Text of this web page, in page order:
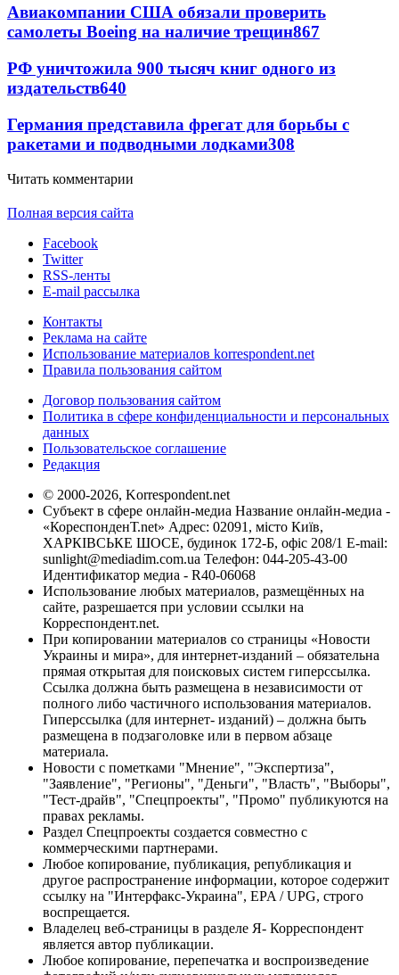
Авиакомпании США обязали проверить
самолеты Boeing на наличие трещин867
РФ уничтожила 900 тысяч книг одного из
издательств640
Германия представила фрегат для борьбы с
ракетами и подводными лодками308
Читать комментарии
Полная версия сайта
Facebook
Twitter
RSS-ленты
E-mail рассылка
Контакты
Реклама на сайте
Использование материалов korrespondent.net
Правила пользования сайтом
Договор пользования сайтом
Политика в сфере конфиденциальности и персональных
данных
Пользовательское соглашение
Редакция
© 2000-2026, Korrespondent.net
Субъект в сфере онлайн-медиа Название онлайн-медиа -
«КореспонденТ.net» Адрес: 02091, місто Київ,
ХАРКІВСЬКЕ ШОСЕ, будинок 172-Б, офіс 208/1 E-mail:
sunlight@mediadim.com.ua Телефон: 044-205-43-00
Идентификатор медиа - R40-06068
Использование любых материалов, размещённых на
сайте, разрешается при условии ссылки на
Корреспондент.net.
При копировании материалов со страницы «Новости
Украины и мира», для интернет-изданий – обязательна
прямая открытая для поисковых систем гиперссылка.
Ссылка должна быть размещена в независимости от
полного либо частичного использования материалов.
Гиперссылка (для интернет- изданий) – должна быть
размещена в подзаголовке или в первом абзаце
материала.
Новости с пометками "Мнение", "Экспертиза",
"Заявление", "Регионы", "Деньги", "Власть", "Выборы",
"Тест-драйв", "Спецпроекты", "Промо" публикуются на
правах рекламы.
Раздел Спецпроекты создается совместно с
коммерческими партнерами.
Любое копирование, публикация, републикация и
другое распространение информации, которое содержит
ссылку на "Интерфакс-Украина", EPA / UPG, строго
воспрещается.
Владелец веб-страницы в разделе Я- Корреспондент
является автор публикации.
Любое копирование, перепечатка и воспроизведение